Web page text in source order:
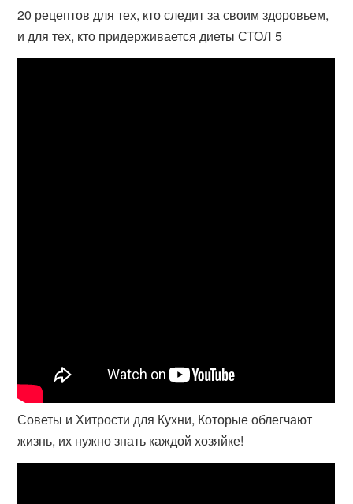
20 рецептов для тех, кто следит за своим здоровьем,
и для тех, кто придерживается диеты СТОЛ 5
Советы и Хитрости для Кухни, Которые облегчают
жизнь, их нужно знать каждой хозяйке!